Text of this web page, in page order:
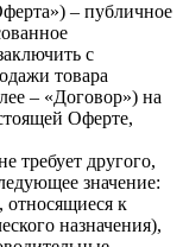
– публичное
с
товара
– «Договор») на
Оферте,
требует другого,
значение:
относящиеся к
назначения),